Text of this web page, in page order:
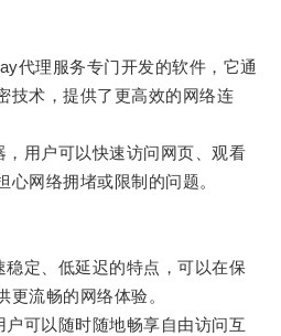
理服务专门开发的软件，它通
技术，提供了更高效的网络连
用户可以快速访问网页、观看
网络拥堵或限制的问题。
定、低延迟的特点，可以在保
更流畅的网络体验。
可以随时随地畅享自由访问互